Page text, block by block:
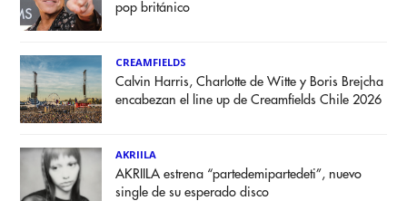
pop británico
CREAMFIELDS
Calvin Harris, Charlotte de Witte y Boris Brejcha
encabezan el line up de Creamfields Chile 2026
AKRIILA
AKRIILA estrena “partedemipartedeti”, nuevo
single de su esperado disco